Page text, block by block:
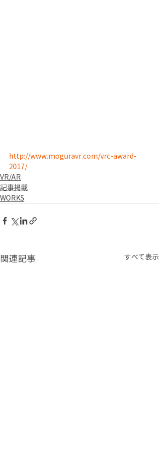
http://www.moguravr.com/vrc-award-
2017/
VR/AR
記事掲載
WORKS
関連記事 すべて表示